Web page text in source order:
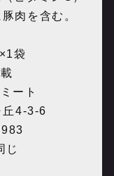
肉を含む。
袋
ミート
丘4-3-6
じ